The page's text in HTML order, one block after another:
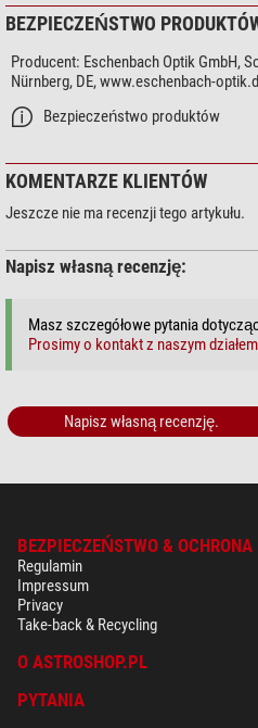
Specyfikacja
Powiększenie: 5X
Średnica soczewki: Ø 58 mm
BEZPIECZEŃSTWO
Producent: Eschenbach Optik GmbH,
Nürnberg, DE, www.eschenbach-
Bezpieczeństwo produktów
KOMENTARZE KLIENTÓW
Jeszcze nie ma recenzji tego artykułu.
Napisz własną recenzję:
Masz szczegółowe pytania
Prosimy o kontakt z naszym
Napisz własną recenzję.
BEZPIECZEŃSTWO &
Regulamin
Impressum
Privacy
Take-back & Recycling
O ASTROSHOP.PL
PYTANIA